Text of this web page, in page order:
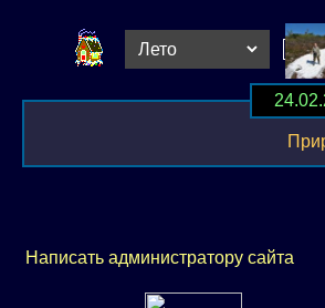
Написать администратору сайта